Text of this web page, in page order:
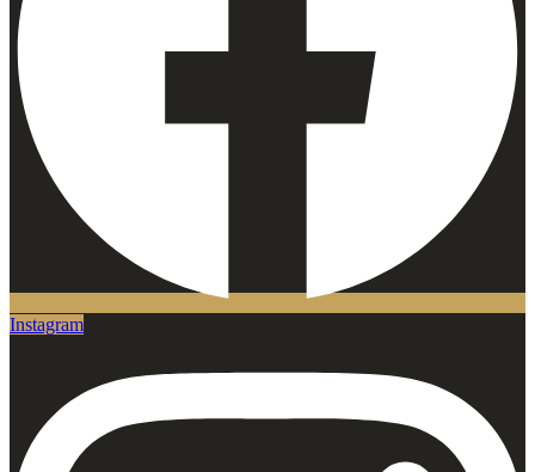
Instagram